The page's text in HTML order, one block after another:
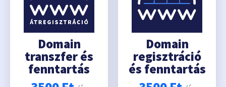
Domain
transzfer és
fenntartás
Domain
regisztráció
és fenntartás